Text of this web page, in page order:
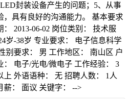
封装设备产生的问题；5、从事
，具有良好的沟通能力。 基本要求
2013-06-02 岗位类别： 技术服
岁-38岁 专业要求： 电子信息科学
别要求： 男 工作地区： 南山区 户
： 电子/光电/微电子 工作经验： 3
外语语种： 无 招聘人数： 1人
薪： 面议 关键字： -->